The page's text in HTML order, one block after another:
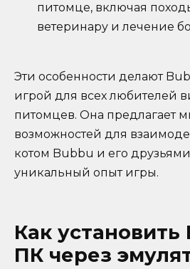
питомце, включая
ветеринару и лечение
Эти особенности делают
игрой для всех любителей
питомцев. Она предлагает
возможностей для
котом Bubbu и его
уникальный опыт игры.
Как установить
ПК через